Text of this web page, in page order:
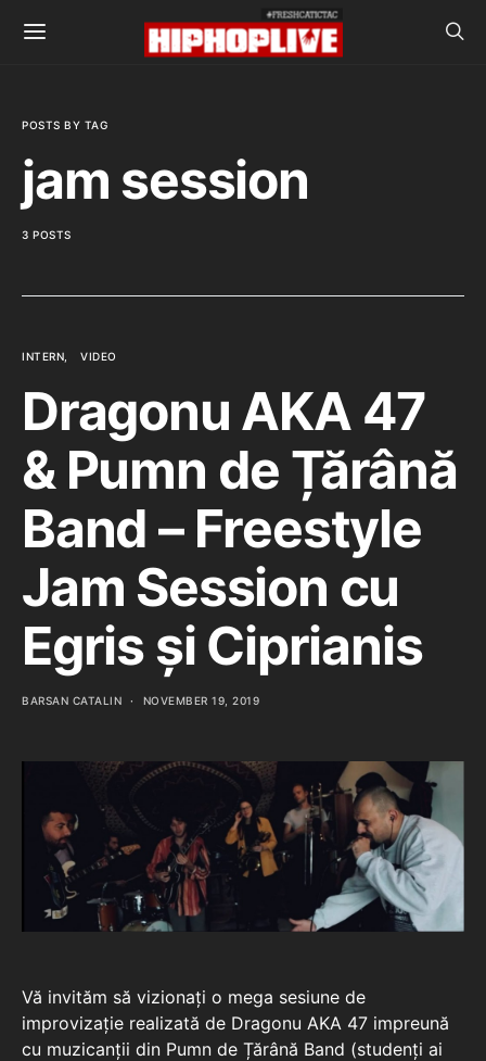
POSTS BY TAG
jam session
3 POSTS
INTERN VIDEO
Dragonu AKA 47
& Pumn de Țărână
Band – Freestyle
Jam Session cu
Egris și Ciprianis
BARSAN CATALIN NOVEMBER 19, 2019
Vă invităm să vizionați o mega sesiune de
improvizație realizată de Dragonu AKA 47 impreună
cu muzicanții din Pumn de Țărână Band (studenți ai